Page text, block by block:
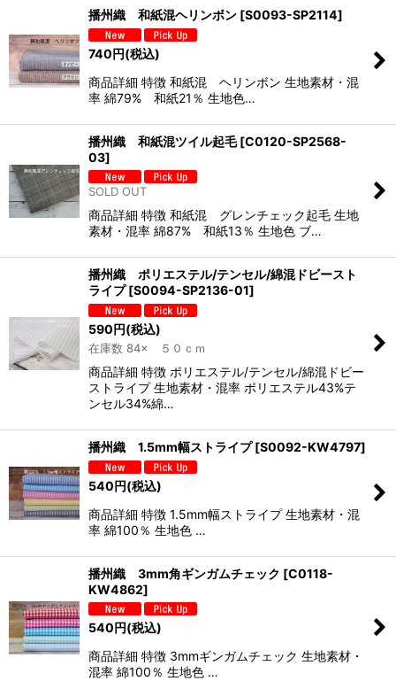
播州織 和紙混ヘリンボン [S0093-SP2114]
740円(税込)
商品詳細 特徴 和紙混 ヘリンボン 生地素材・混
率 綿79% 和紙21％ 生地色…
播州織 和紙混ツイル起毛 [C0120-SP2568-
03]
SOLD OUT
商品詳細 特徴 和紙混 グレンチェック起毛 生地
素材・混率 綿87% 和紙13％ 生地色 ブ…
播州織 ポリエステル/テンセル/綿混ドビースト
ライプ [S0094-SP2136-01]
590円(税込)
在庫数 84× ５０ｃｍ
商品詳細 特徴 ポリエステル/テンセル/綿混ドビー
ストライプ 生地素材・混率 ポリエステル43%テ
ンセル34%綿…
播州織 1.5mm幅ストライプ [S0092-KW4797]
540円(税込)
商品詳細 特徴 1.5mm幅ストライプ 生地素材・混
率 綿100％ 生地色 …
播州織 3mm角ギンガムチェック [C0118-
KW4862]
540円(税込)
商品詳細 特徴 3mmギンガムチェック 生地素材・
混率 綿100％ 生地色 …